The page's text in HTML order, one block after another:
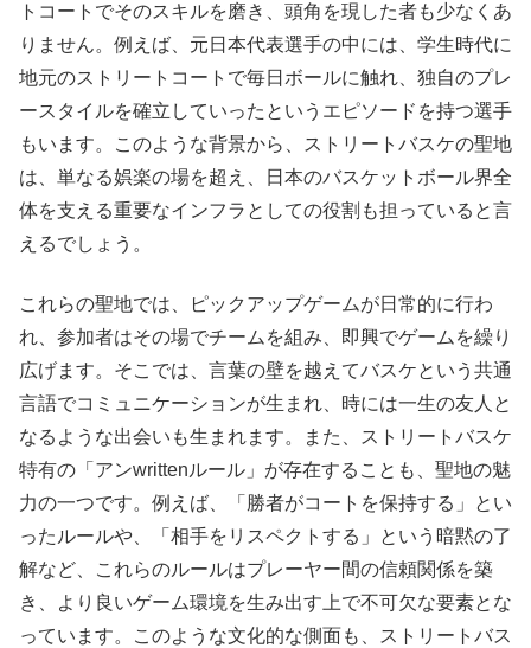
トコートでそのスキルを磨き、頭角を現した者も少なくあ
りません。例えば、元日本代表選手の中には、学生時代に
地元のストリートコートで毎日ボールに触れ、独自のプレ
ースタイルを確立していったというエピソードを持つ選手
もいます。このような背景から、ストリートバスケの聖地
は、単なる娯楽の場を超え、日本のバスケットボール界全
体を支える重要なインフラとしての役割も担っていると言
えるでしょう。
これらの聖地では、ピックアップゲームが日常的に行わ
れ、参加者はその場でチームを組み、即興でゲームを繰り
広げます。そこでは、言葉の壁を越えてバスケという共通
言語でコミュニケーションが生まれ、時には一生の友人と
なるような出会いも生まれます。また、ストリートバスケ
特有の「アンwrittenルール」が存在することも、聖地の魅
力の一つです。例えば、「勝者がコートを保持する」とい
ったルールや、「相手をリスペクトする」という暗黙の了
解など、これらのルールはプレーヤー間の信頼関係を築
き、より良いゲーム環境を生み出す上で不可欠な要素とな
っています。このような文化的な側面も、ストリートバス